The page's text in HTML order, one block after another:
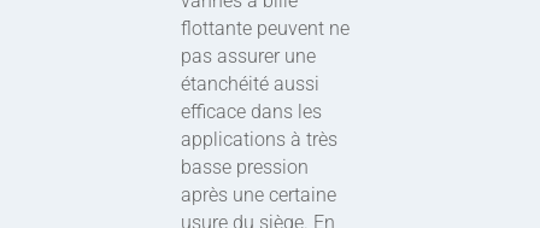
flottante peuvent ne
pas assurer une
étanchéité aussi
efficace dans les
applications à très
basse pression
après une certaine
usure du siège. En